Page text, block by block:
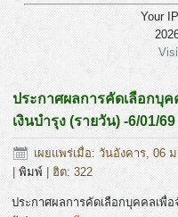
Your
ประกาศผลการคัดเลือกบุค
เงินบํารุง (รายวัน) -6/01/69
เผยแพร่เมื่อ: วันอังคาร, 06
|พิมพ์ | ฮิต: 322
ประกาศผลการคัดเลือกบุคคลเพื่